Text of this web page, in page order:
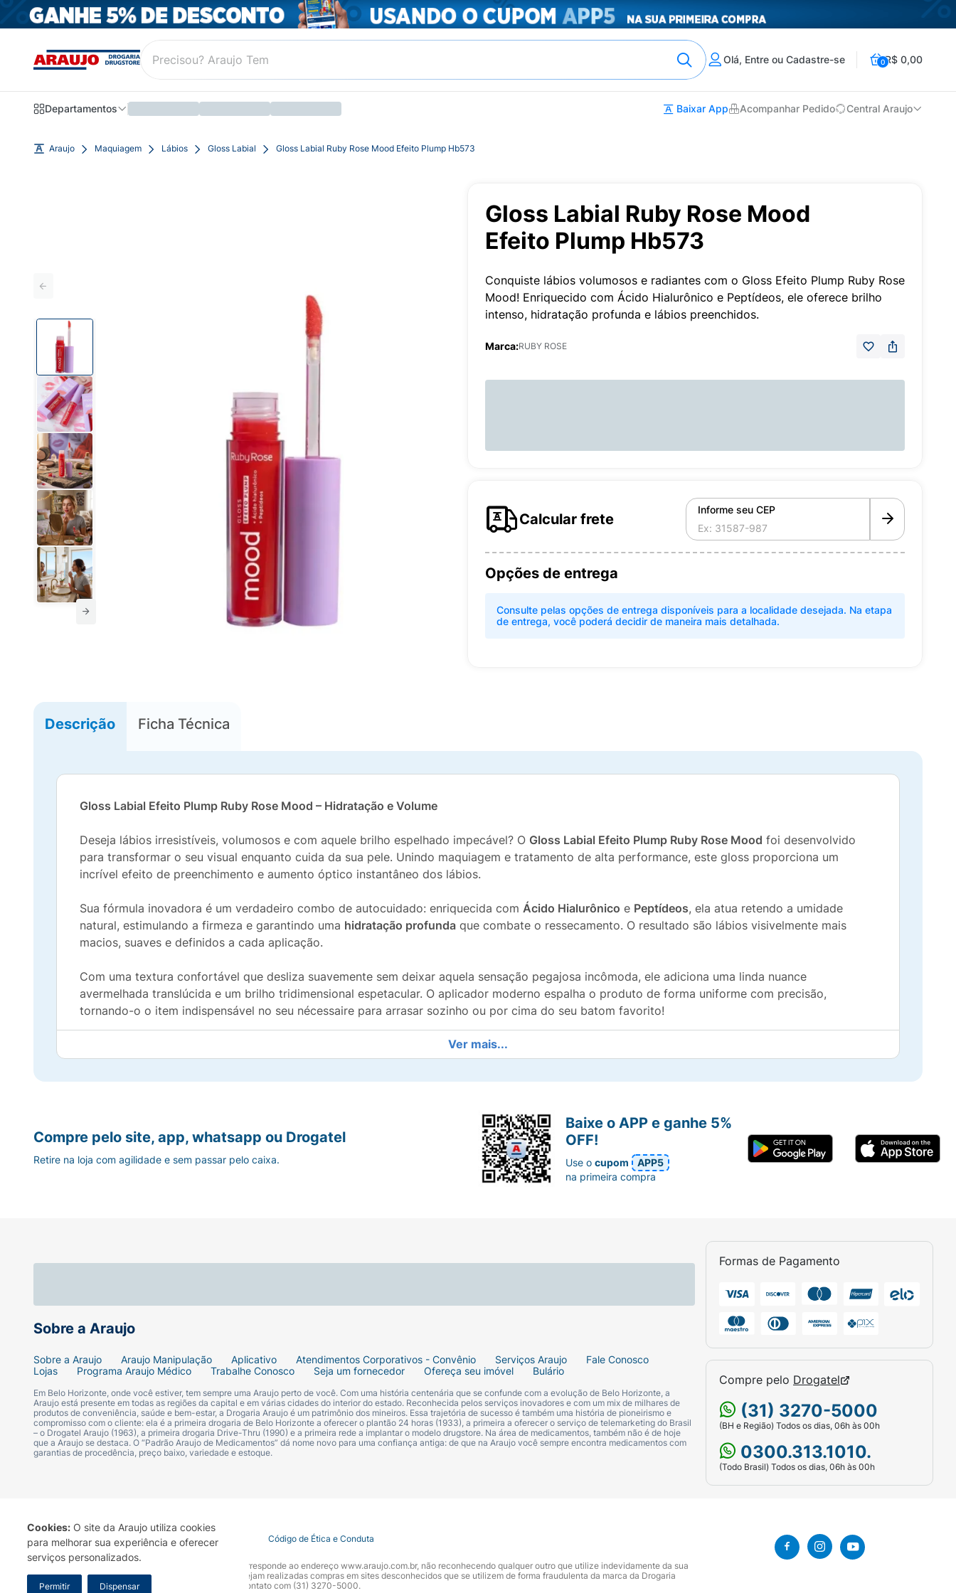
Cookies: O site da Araujo utiliza cookies
para melhorar sua experiência e oferecer
serviços personalizados.
Permitir Dispensar
Olá, Entre ou Cadastre-se 0R$ 0,00
Departamentos Baixar App Acompanhar Pedido Central Araujo
Araujo Maquiagem Lábios Gloss Labial Gloss Labial Ruby Rose Mood Efeito Plump Hb573
Gloss Labial Ruby Rose Mood
Efeito Plump Hb573
Conquiste lábios volumosos e radiantes com o Gloss Efeito Plump Ruby Rose
Mood! Enriquecido com Ácido Hialurônico e Peptídeos, ele oferece brilho
intenso, hidratação profunda e lábios preenchidos.
Marca:RUBY ROSE
Calcular frete
Informe seu CEP
Opções de entrega
Consulte pelas opções de entrega disponíveis para a localidade desejada. Na etapa
de entrega, você poderá decidir de maneira mais detalhada.
Descrição Ficha Técnica
Gloss Labial Efeito Plump Ruby Rose Mood – Hidratação e Volume
Deseja lábios irresistíveis, volumosos e com aquele brilho espelhado impecável? O Gloss Labial Efeito Plump Ruby Rose Mood foi desenvolvido
para transformar o seu visual enquanto cuida da sua pele. Unindo maquiagem e tratamento de alta performance, este gloss proporciona um
incrível efeito de preenchimento e aumento óptico instantâneo dos lábios.
Sua fórmula inovadora é um verdadeiro combo de autocuidado: enriquecida com Ácido Hialurônico e Peptídeos, ela atua retendo a umidade
natural, estimulando a firmeza e garantindo uma hidratação profunda que combate o ressecamento. O resultado são lábios visivelmente mais
macios, suaves e definidos a cada aplicação.
Com uma textura confortável que desliza suavemente sem deixar aquela sensação pegajosa incômoda, ele adiciona uma linda nuance
avermelhada translúcida e um brilho tridimensional espetacular. O aplicador moderno espalha o produto de forma uniforme com precisão,
tornando-o o item indispensável no seu nécessaire para arrasar sozinho ou por cima do seu batom favorito!
Enriquecido com Ácido Hialurônico e Peptídeos para hidratação e nutrição contínuas.
Brilho Espelhado e Confortável: Luminosidade radiante sem deixar os lábios colando.
Adiciona um toque saudável de cor ideal para qualquer ocasião.
Ver mais...
Sobre a Araujo
Sobre a Araujo Araujo Manipulação Aplicativo Atendimentos Corporativos - Convênio Serviços Araujo
Fale Conosco
Lojas
Programa Araujo Médico Trabalhe Conosco Seja um fornecedor Ofereça seu imóvel Bulário
Em Belo Horizonte, onde você estiver, tem sempre uma Araujo perto de você. Com uma história centenária que se confunde com a evolução de Belo Horizonte, a
Araujo está presente em todas as regiões da capital e em várias cidades do interior do estado. Reconhecida pelos serviços inovadores e com um mix de milhares de
produtos de conveniência, saúde e bem-estar, a Drogaria Araujo é um patrimônio dos mineiros. Essa trajetória de sucesso é também uma história de pioneirismo e
compromisso com o cliente: ela é a primeira drogaria de Belo Horizonte a oferecer o plantão 24 horas (1933), a primeira a oferecer o serviço de telemarketing do Brasil
– o Drogatel Araujo (1963), a primeira drogaria Drive-Thru (1990) e a primeira rede a implantar o modelo drugstore. Na área de medicamentos, também não é de hoje
que a Araujo se destaca. O “Padrão Araujo de Medicamentos” dá nome novo para uma confiança antiga: de que na Araujo você sempre encontra medicamentos com
garantias de procedência, preço baixo, variedade e estoque.
Formas de Pagamento
Compre pelo Drogatel
(31) 3270-5000
(BH e Região) Todos os dias, 06h às 00h
0300.313.1010.
(Todo Brasil) Todos os dias, 06h às 00h
Compre pelo site, app, whatsapp ou Drogatel
Retire na loja com agilidade e sem passar pelo caixa.
Baixe o APP e ganhe 5%
OFF!
Use ocupom
APP5
na primeira compra
Termo de Uso Portal da Privacidade Covid-19 Código de Ética e Conduta
A Drogaria Araujo S/A informa que o seu site oficial corresponde ao endereço www.araujo.com.br, não reconhecendo qualquer outro que utilize indevidamente da sua
marca. Para sua segurança recomendamos que não sejam realizadas compras em sites desconhecidos que se utilizem de forma fraudulenta da marca da Drogaria
Araujo S.A. Em caso de dúvidas, gentileza entrar em contato com (31) 3270-5000.